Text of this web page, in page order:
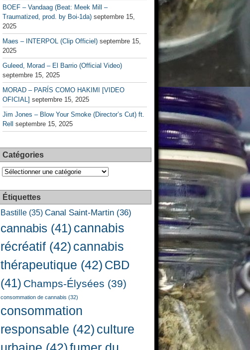
BOEF – Vandaag (Beat: Meek Mill –
Traumatized, prod. by Boi-1da) septembre 15,
2025
Maes – INTERPOL (Clip Officiel) septembre 15,
2025
Guleed, Morad – El Barrio (Official Video)
septembre 15, 2025
MORAD – PARÍS COMO HAKIMI [VIDEO
OFICIAL] septembre 15, 2025
Jim Jones – Blow Your Smoke (Director’s Cut) ft.
Rell
septembre 15, 2025
Catégories
Catégories
Étiquettes
Bastille (35) Canal Saint-Martin (36)
cannabis (41) cannabis
récréatif (42) cannabis
thérapeutique (42) CBD
(41) Champs-Élysées (39)
consommation de cannabis (32)
consommation
responsable (42) culture